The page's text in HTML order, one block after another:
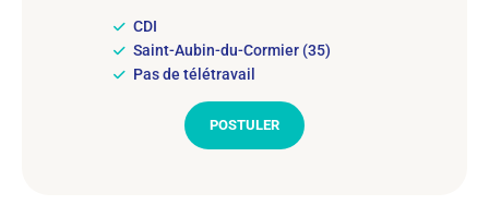
CDI
Saint-Aubin-du-Cormier (35)
Pas de télétravail
POSTULER